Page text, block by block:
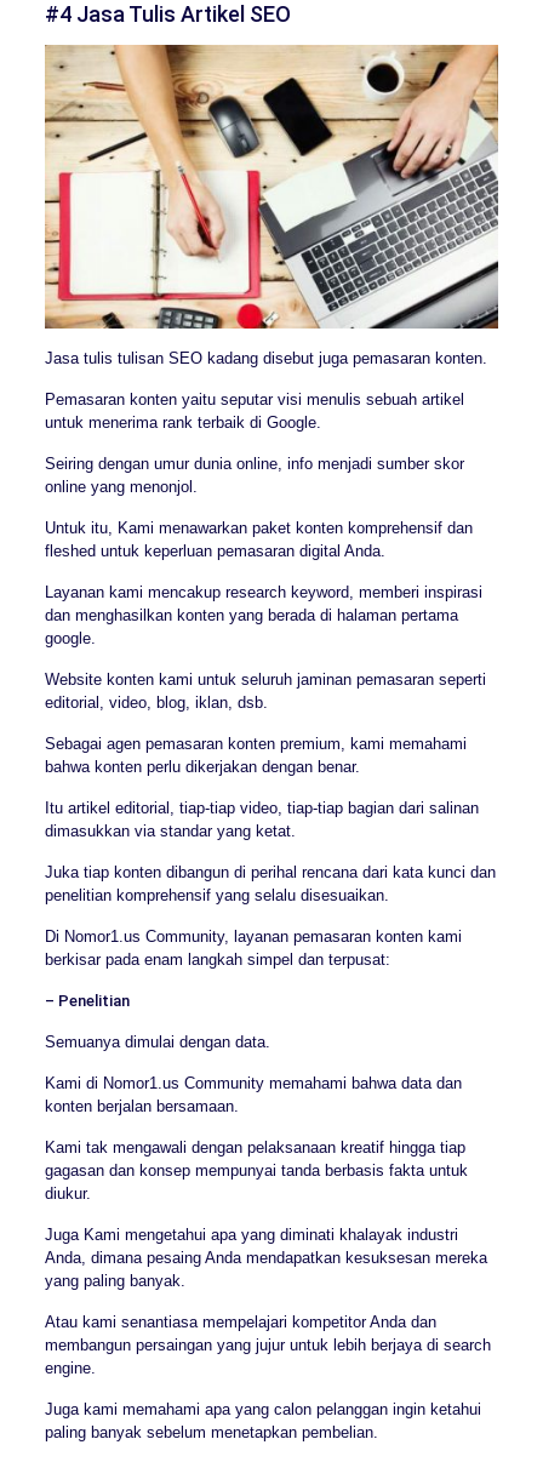
#4 Jasa Tulis Artikel SEO
Jasa tulis tulisan SEO kadang disebut juga pemasaran konten.
Pemasaran konten yaitu seputar visi menulis sebuah artikel
untuk menerima rank terbaik di Google.
Seiring dengan umur dunia online, info menjadi sumber skor
online yang menonjol.
Untuk itu, Kami menawarkan paket konten komprehensif dan
fleshed untuk keperluan pemasaran digital Anda.
Layanan kami mencakup research keyword, memberi inspirasi
dan menghasilkan konten yang berada di halaman pertama
google.
Website konten kami untuk seluruh jaminan pemasaran seperti
editorial, video, blog, iklan, dsb.
Sebagai agen pemasaran konten premium, kami memahami
bahwa konten perlu dikerjakan dengan benar.
Itu artikel editorial, tiap-tiap video, tiap-tiap bagian dari salinan
dimasukkan via standar yang ketat.
Juka tiap konten dibangun di perihal rencana dari kata kunci dan
penelitian komprehensif yang selalu disesuaikan.
Di Nomor1.us Community, layanan pemasaran konten kami
berkisar pada enam langkah simpel dan terpusat:
– Penelitian
Semuanya dimulai dengan data.
Kami di Nomor1.us Community memahami bahwa data dan
konten berjalan bersamaan.
Kami tak mengawali dengan pelaksanaan kreatif hingga tiap
gagasan dan konsep mempunyai tanda berbasis fakta untuk
diukur.
Juga Kami mengetahui apa yang diminati khalayak industri
Anda, dimana pesaing Anda mendapatkan kesuksesan mereka
yang paling banyak.
Atau kami senantiasa mempelajari kompetitor Anda dan
membangun persaingan yang jujur untuk lebih berjaya di search
engine.
Juga kami memahami apa yang calon pelanggan ingin ketahui
paling banyak sebelum menetapkan pembelian.